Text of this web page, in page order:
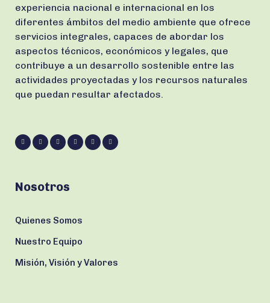
experiencia nacional e internacional en los
diferentes ámbitos del medio ambiente que ofrece
servicios integrales, capaces de abordar los
aspectos técnicos, económicos y legales, que
contribuye a un desarrollo sostenible entre las
actividades proyectadas y los recursos naturales
que puedan resultar afectados.
Nosotros
Quienes Somos
Nuestro Equipo
Misión, Visión y Valores